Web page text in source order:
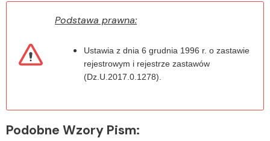
Podstawa prawna:
Ustawia z dnia 6 grudnia 1996 r. o zastawie
rejestrowym i rejestrze zastawów
(Dz.U.2017.0.1278).
Podobne Wzory Pism: